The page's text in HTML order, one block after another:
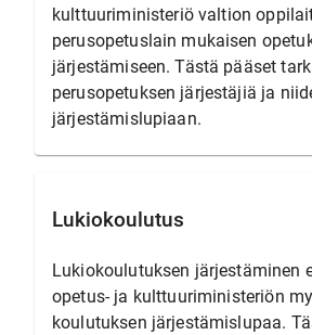
kulttuuriministeriö valtion
perusopetuslain mukaisen
järjestämiseen. Tästä pääset
perusopetuksen järjestäjiä ja
järjestämislupiaan.
Lukiokoulutus
Lukiokoulutuksen järjestäminen
opetus- ja kulttuuriministeriön
koulutuksen järjestämislupaa.